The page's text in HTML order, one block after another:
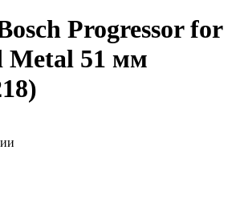
Progressor for
Metal 51 мм